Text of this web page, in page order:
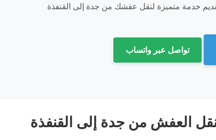
خدمة متميزة لنقل عفشك من جدة إلى القنفذة
تواصل عبر واتساب
العفش من جدة إلى القنفذة